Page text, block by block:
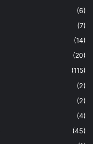
(6)
(7)
(14)
(20)
(115)
(2)
(2)
(4)
(45)